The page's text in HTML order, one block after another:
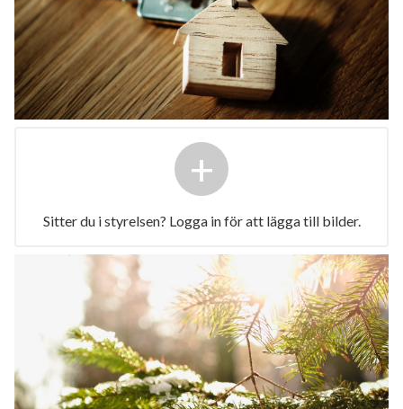
+
Sitter du i styrelsen? Logga in för att lägga till bilder.